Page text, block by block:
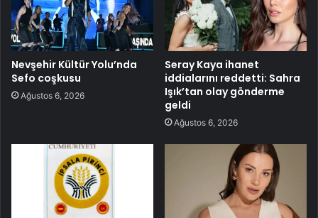
Nevşehir Kültür Yolu’nda
Sefo coşkusu
Ağustos 6, 2026
Seray Kaya ihanet
iddialarını reddetti: Sahra
Işık’tan olay gönderme
geldi
Ağustos 6, 2026